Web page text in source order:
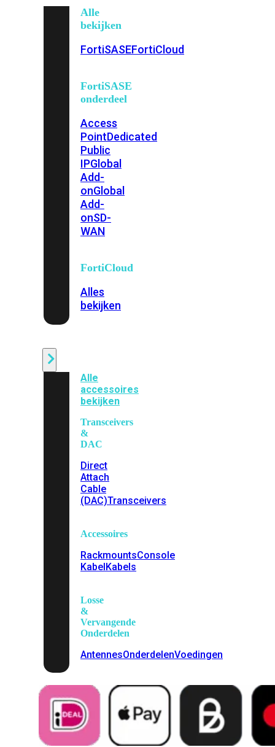
Alle
bekijken
FortiSASEFortiCloud
FortiSASE
onderdeel
Access
PointDedicated
Public
IPGlobal
Add-
onGlobal
Add-
onSD-
WAN
FortiCloud
Alles
bekijken
Alle
accessoires
bekijken
Transceivers
&
DAC
Direct
Attach
Cable
(DAC)Transceivers
Accessoires
RackmountsConsole
KabelKabels
Losse
&
Vervangende
Onderdelen
AntennesOnderdelenVoedingen